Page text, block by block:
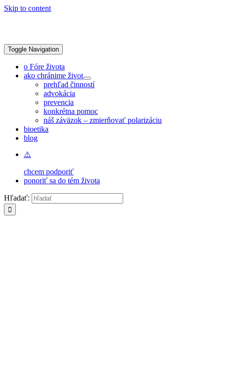
Skip to content
Toggle Navigation
o Fóre života
ako chránime život
prehľad činností
advokácia
prevencia
konkrétna pomoc
náš záväzok – zmierňovať polarizáciu
bioetika
blog
chcem podporiť
ponoriť sa do tém života
Hľadať: